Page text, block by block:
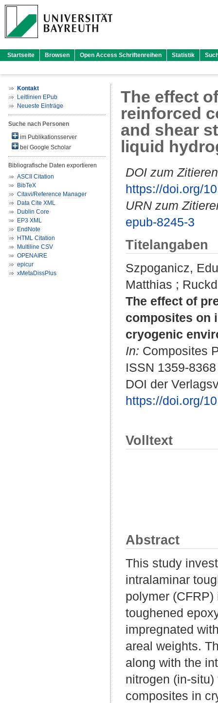
Startseite Browsen Open Access Schriftenreihen Statistik
Kontakt
Leitlinien EPub
Neueste Einträge
Suche nach Personen
im Publikationsserver
bei Google Scholar
Bibliografische Daten exportieren
ASCII Citation
BibTeX
Citavi/Reference Manager
Data Cite XML
Dublin Core
EP3 XML
EndNote
HTML Citation
Multiline CSV
OPENAIRE
epicur
xMetaDissPlus
The effect
reinforced
and shear
liquid
DOI zum
https://doi.org/
URN zum
epub-8245-3
Titelangaben
Szpoganicz,
Matthias ;
The effect of
composites on
cryogenic
In: Composites
ISSN 1359-8368
DOI der
https://doi.org/
Volltext
Abstract
This study
intralaminar
polymer
toughened
impregnated
areal weights.
along with the
nitrogen (in-
composites in